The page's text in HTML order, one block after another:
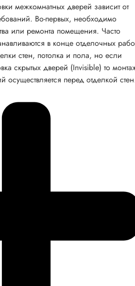
межкомнатных дверей зависит от
Во-первых, необходимо
или ремонта помещения. Часто
в конце отделочных
стен, потолка и пола, но если
скрытых дверей (Invisible) то
осуществляется перед отделкой